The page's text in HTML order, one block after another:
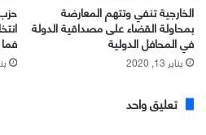
الخارجية تنفي وتتهم المعارضة
بمحاولة القضاء على مصداقية الدولة
في المحافل الدولية
يناير 13, 2020
تعليق واحد